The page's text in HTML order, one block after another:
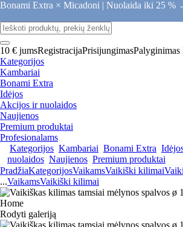
Bonami Extra × Micadoni | Nuolaida iki 25 %
10 € jumsRegistracijaPrisijungimasPalyginimas
Kategorijos
Kambariai
Bonami Extra
Idėjos
Akcijos ir nuolaidos
Naujienos
Premium produktai
Profesionalams
Kategorijos Kambariai Bonami Extra
nuolaidos Naujienos Premium produktai
PradžiaKategorijosVaikamsVaikiški kilimai
...VaikamsVaikiški kilimai
Rodyti galeriją